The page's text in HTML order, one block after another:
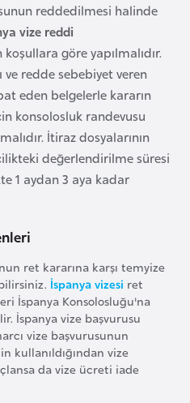
reddedilmesi halinde
vize reddi
göre yapılmalıdır.
redde sebebiyet veren
eden belgelerle kararın
konsolosluk randevusu
İtiraz dosyalarının
değerlendirilme süresi
1 aydan 3 aya kadar
ret kararına karşı temyize
İspanya vizesi ret
İspanya Konsolosluğu'na
İspanya vize başvurusu
vize başvurusunun
kullanıldığından vize
da vize ücreti iade